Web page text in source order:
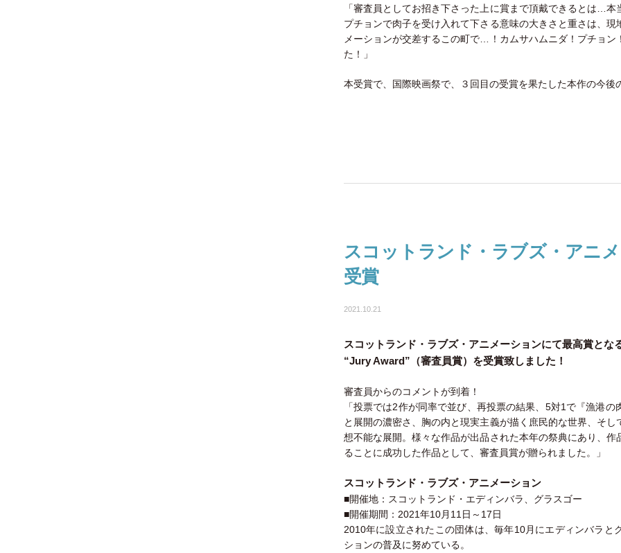
「審査員としてお招き下さった上に賞まで頂戴できるとは…
プチョンで肉子を受け入れて下さる意味の大きさと重さは、
メーションが交差するこの町で…！カムサハムニダ！プチョ
た！」
本受賞で、国際映画祭で、３回目の受賞を果たした本作の今後
スコットランド・ラブズ・アニ
受賞
2021.10.21
スコットランド・ラブズ・アニメーションにて最高賞とな
“Jury Award”（審査員賞）を受賞致しました！
審査員からのコメントが到着！
「投票では2作が同率で並び、再投票の結果、5対1で『漁港
と展開の濃密さ、胸の内と現実主義が描く庶民的な世界、そ
想不能な展開。様々な作品が出品された本年の祭典にあり、
ることに成功した作品として、審査員賞が贈られました。」
スコットランド・ラブズ・アニメーション
■開催地：スコットランド・エディンバラ、グラスゴー
■開催期間：2021年10月11日～17日
2010年に設立されたこの団体は、毎年10月にエディンバラと
ションの普及に努めている。